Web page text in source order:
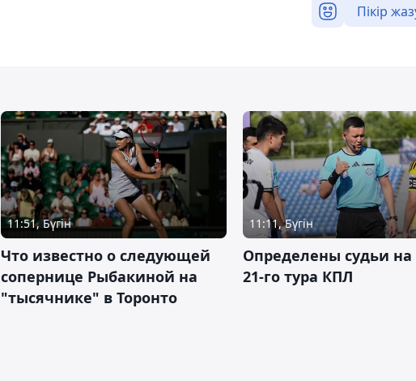
Пікір
11:51, Бүгін
Что известно о следующей
сопернице Рыбакиной на
"тысячнике" в Торонто
11:11, Бүгін
Определены судьи
21-го тура КПЛ